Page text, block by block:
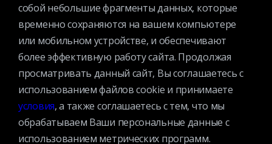
© 2025 Федеральное государственное бюджетное учреждение
культуры «Всероссийская государственная библиотека
иностранной литературы имени М.И.Рудомино». Вся информация,
представленная на сайте охраняется авторским правом и другими
правами на интеллектуальную собственность и является
собственностью соответствующих правообладателей или
БИБЛИОТЕКИ.
собой небольшие фрагменты данных, которые
временно сохраняются на вашем компьютере
или мобильном устройстве, и обеспечивают
более эффективную работу сайта. Продолжая
просматривать данный сайт, Вы соглашаетесь с
использованием файлов cookie и принимаете
условия, а также соглашаетесь с тем, что мы
обрабатываем Ваши персональные данные с
использованием метрических программ.